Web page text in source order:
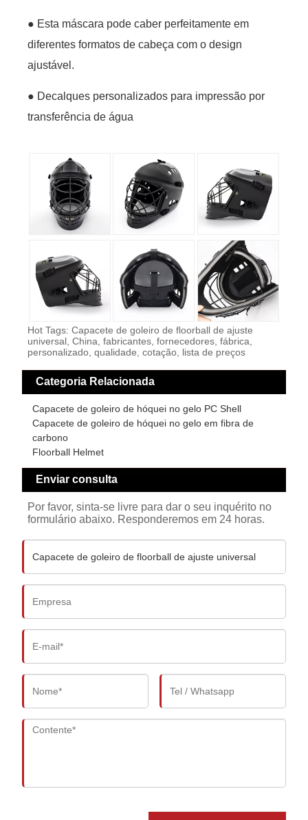
● Esta máscara pode caber perfeitamente em
diferentes formatos de cabeça com o design
ajustável.
● Decalques personalizados para impressão por
transferência de água
Hot Tags: Capacete de goleiro de floorball de ajuste
universal, China, fabricantes, fornecedores, fábrica,
personalizado, qualidade, cotação, lista de preços
Categoria Relacionada
Capacete de goleiro de hóquei no gelo PC Shell
Capacete de goleiro de hóquei no gelo em fibra de
carbono
Floorball Helmet
Enviar consulta
Por favor, sinta-se livre para dar o seu inquérito no
formulário abaixo. Responderemos em 24 horas.